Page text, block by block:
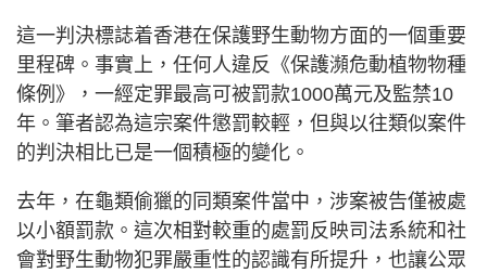
這一判決標誌着香港在保護野生動物方面的一個重要
里程碑。事實上，任何人違反《保護瀕危動植物物種
條例》，一經定罪最高可被罰款1000萬元及監禁10
年。筆者認為這宗案件懲罰較輕，但與以往類似案件
的判決相比已是一個積極的變化。
去年，在龜類偷獵的同類案件當中，涉案被告僅被處
以小額罰款。這次相對較重的處罰反映司法系統和社
會對野生動物犯罪嚴重性的認識有所提升，也讓公眾